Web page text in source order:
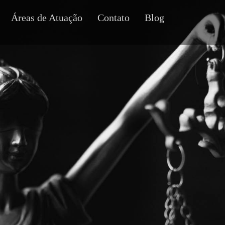
Áreas de Atuação Contato Blog